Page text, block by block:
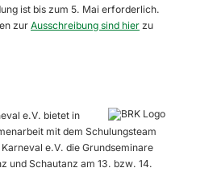
ist bis zum 5. Mai erforderlich.
zur Ausschreibung sind hier zu
e.V. bietet in
mit dem Schulungsteam
e.V. die Grundseminare
und Schautanz am 13. bzw. 14.